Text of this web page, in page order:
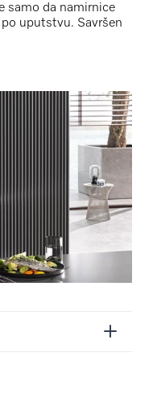
samo da namirnice
uputstvu. Savršen